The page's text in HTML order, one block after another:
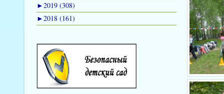
►2019 (308)
►2018 (161)